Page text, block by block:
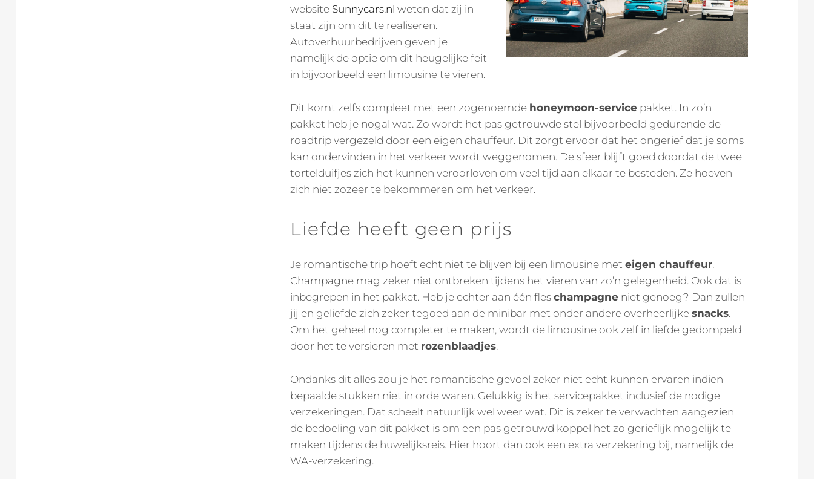
website Sunnycars.nl weten dat zij in
staat zijn om dit te realiseren.
Autoverhuurbedrijven geven je
namelijk de optie om dit heugelijke feit
in bijvoorbeeld een limousine te vieren.
Dit komt zelfs compleet met een zogenoemde honeymoon-service pakket. In zo’n
pakket heb je nogal wat. Zo wordt het pas getrouwde stel bijvoorbeeld gedurende de
roadtrip vergezeld door een eigen chauffeur. Dit zorgt ervoor dat het ongerief dat je soms
kan ondervinden in het verkeer wordt weggenomen. De sfeer blijft goed doordat de twee
tortelduifjes zich het kunnen veroorloven om veel tijd aan elkaar te besteden. Ze hoeven
zich niet zozeer te bekommeren om het verkeer.
Liefde heeft geen prijs
Je romantische trip hoeft echt niet te blijven bij een limousine met eigen chauffeur.
Champagne mag zeker niet ontbreken tijdens het vieren van zo’n gelegenheid. Ook dat is
inbegrepen in het pakket. Heb je echter aan één fles champagne niet genoeg? Dan zullen
jij en geliefde zich zeker tegoed aan de minibar met onder andere overheerlijke snacks.
Om het geheel nog completer te maken, wordt de limousine ook zelf in liefde gedompeld
door het te versieren met rozenblaadjes.
Ondanks dit alles zou je het romantische gevoel zeker niet echt kunnen ervaren indien
bepaalde stukken niet in orde waren. Gelukkig is het servicepakket inclusief de nodige
verzekeringen. Dat scheelt natuurlijk wel weer wat. Dit is zeker te verwachten aangezien
de bedoeling van dit pakket is om een pas getrouwd koppel het zo gerieflijk mogelijk te
maken tijdens de huwelijksreis. Hier hoort dan ook een extra verzekering bij, namelijk de
WA-verzekering.